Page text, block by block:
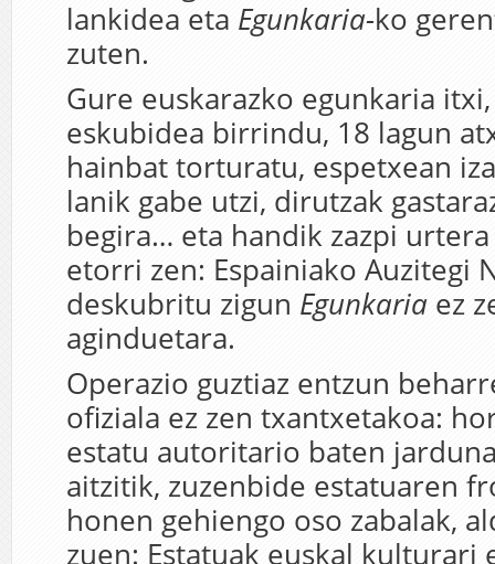
lankidea eta Egunkaria-ko
zuten.
Gure euskarazko egunkaria
eskubidea birrindu, 18 lagun
hainbat torturatu, espetxean
lanik gabe utzi, dirutzak
begira… eta handik zazpi
etorri zen: Espainiako Auzitegi
deskubritu zigun Egunkaria ez
aginduetara.
Operazio guztiaz entzun
ofiziala ez zen txantxetakoa:
estatu autoritario baten
aitzitik, zuzenbide estatuaren
honen gehiengo oso zabalak,
zuen: Estatuak euskal kulturari